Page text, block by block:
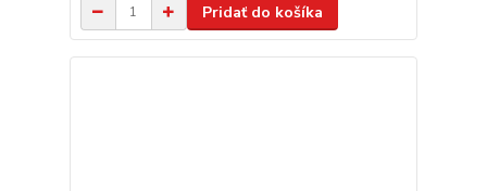
Pridať do košíka